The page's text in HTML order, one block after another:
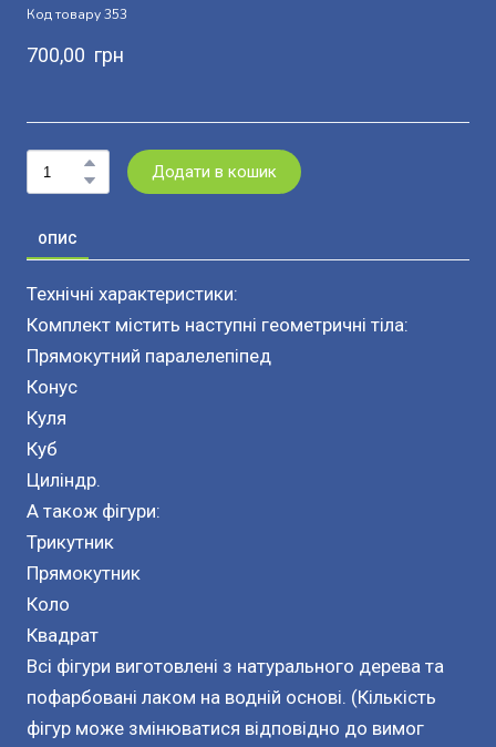
Код товару 353
700,00  грн
Додати в кошик
ОПИС
Технічні характеристики:
Комплект містить наступні геометричні тіла:
Прямокутний паралелепіпед
Конус
Куля
Куб
Циліндр.
А також фігури:
Трикутник
Прямокутник
Коло
Квадрат
Всі фігури виготовлені з натурального дерева та
пофарбовані лаком на водній основі. (Кількість
фігур може змінюватися відповідно до вимог